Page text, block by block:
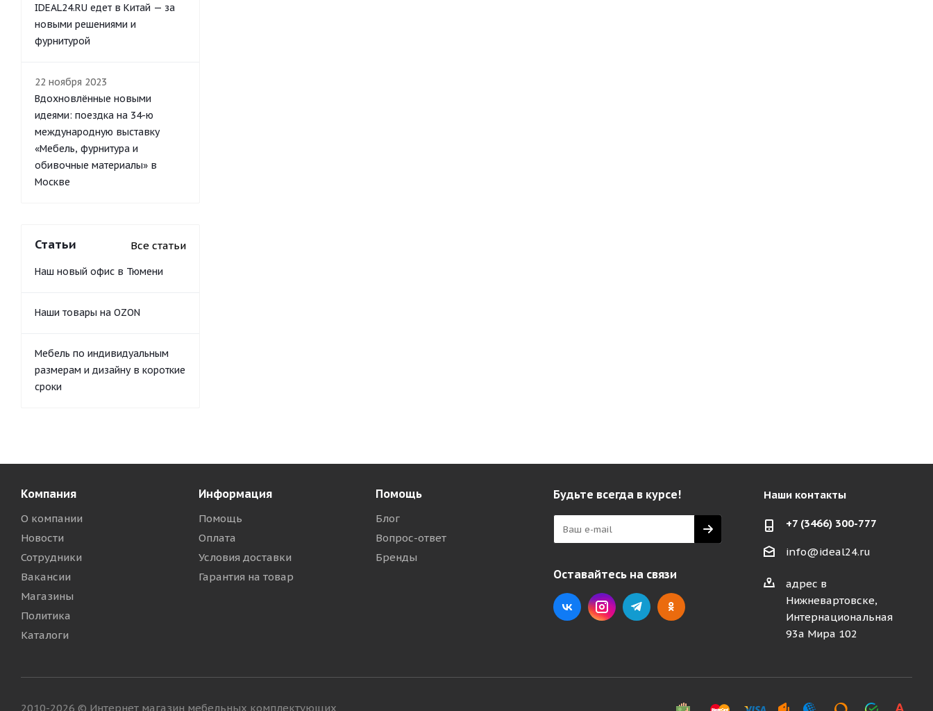
IDEAL24.RU едет в Китай — за
новыми решениями и
фурнитурой
22 ноября 2023
Вдохновлённые новыми
идеями: поездка на 34-ю
международную выставку
«Мебель, фурнитура и
обивочные материалы» в
Москве
Статьи Все статьи
Наш новый офис в Тюмени
Наши товары на OZON
Мебель по индивидуальным
размерам и дизайну в короткие
сроки
Компания
О компании
Новости
Сотрудники
Вакансии
Магазины
Политика
Каталоги
Информация
Помощь
Оплата
Условия доставки
Гарантия на товар
Помощь
Блог
Вопрос-ответ
Бренды
Будьте всегда в курсе!
Оставайтесь на связи
Наши контакты
+7 (3466) 300-777
info@ideal24.ru
адрес в
Нижневартовске,
Интернациональная
93а Мира 102
2010-2026 © Интернет магазин мебельных комплектующих